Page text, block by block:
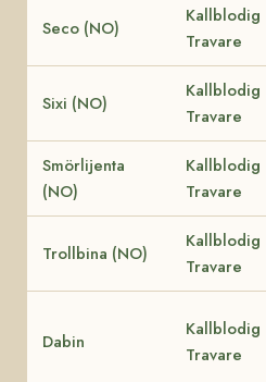
Seco (NO)
Kallblodig
Travare
Sixi (NO)
Kallblodig
Travare
Smörlijenta
(NO)
Kallblodig
Travare
Trollbina (NO)
Kallblodig
Travare
Dabin
Kallblodig
Travare